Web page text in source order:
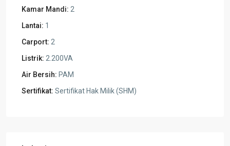
Kamar Mandi: 2
Lantai: 1
Carport: 2
Listrik: 2.200VA
Air Bersih: PAM
Sertifikat: Sertifikat Hak Milik (SHM)